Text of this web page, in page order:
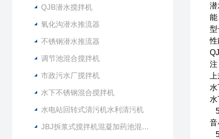
QJB潜水搅拌机
氧化沟潜水推流器
不锈钢潜水推流器
调节池混合搅拌机
市政污水厂搅拌机
水下不锈钢混合搅拌机
水电站回转式清污机水利清污机
JBJ拆浆式搅拌机混凝加药池混合型搅拌器
潜
能
型
性
注
音